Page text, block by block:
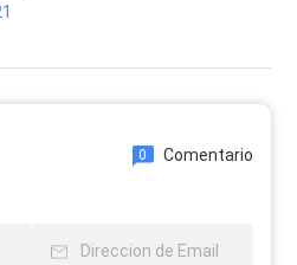
0 Comentario